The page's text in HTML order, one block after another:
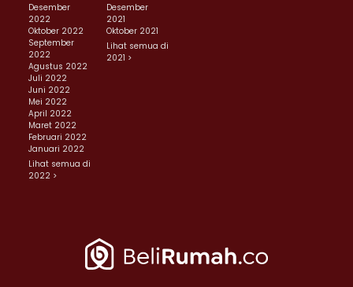
Desember
2022
Oktober 2022
September
2022
Agustus 2022
Juli 2022
Juni 2022
Mei 2022
April 2022
Maret 2022
Februari 2022
Januari 2022
Lihat semua di
2022 >
Desember
2021
Oktober 2021
Lihat semua di
2021 >